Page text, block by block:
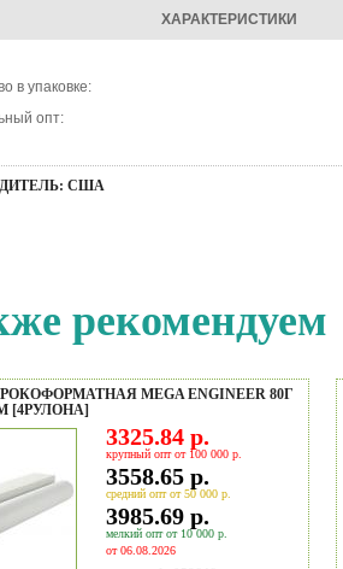
ХАРАКТЕРИСТИКИ
в упаковке:
опт:
США
рекомендуем
MEGA ENGINEER 80Г
[4РУЛОНА]
3325.84 р.
крупный опт от 100 000 р.
3558.65 р.
средний опт от 50 000 р.
3985.69 р.
мелкий опт от 10 000 р.
от 06.08.2026